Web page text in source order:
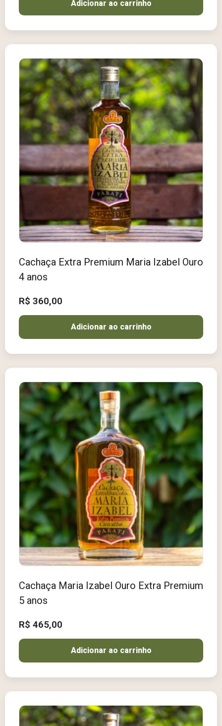
Adicionar ao carrinho
Cachaça Extra Premium Maria Izabel Ouro
4 anos
R$ 360,00
Adicionar ao carrinho
Cachaça Maria Izabel Ouro Extra Premium
5 anos
R$ 465,00
Adicionar ao carrinho